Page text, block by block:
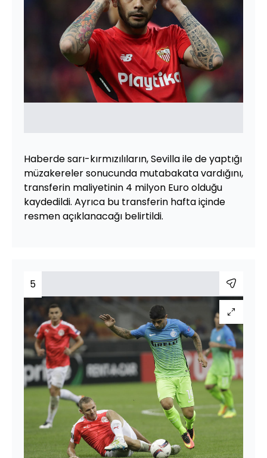
Haberde sarı-kırmızılıların, Sevilla ile de yaptığı
müzakereler sonucunda mutabakata vardığını,
transferin maliyetinin 4 milyon Euro olduğu
kaydedildi. Ayrıca bu transferin hafta içinde
resmen açıklanacağı belirtildi.
5